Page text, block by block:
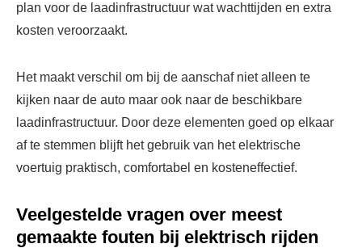
plan voor de laadinfrastructuur wat wachttijden en extra
kosten veroorzaakt.
Het maakt verschil om bij de aanschaf niet alleen te
kijken naar de auto maar ook naar de beschikbare
laadinfrastructuur. Door deze elementen goed op elkaar
af te stemmen blijft het gebruik van het elektrische
voertuig praktisch, comfortabel en kosteneffectief.
Veelgestelde vragen over meest
gemaakte fouten bij elektrisch rijden